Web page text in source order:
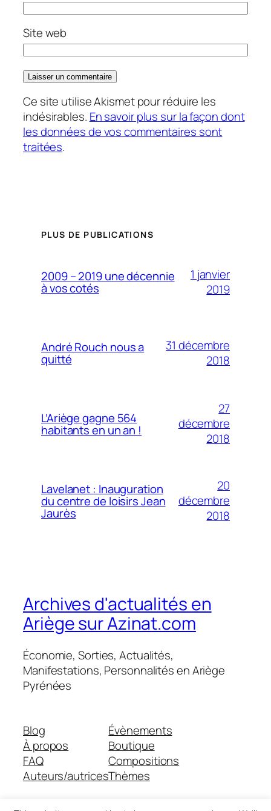
Site web
Ce site utilise Akismet pour réduire les
indésirables. En savoir plus sur la façon dont
les données de vos commentaires sont
traitées.
PLUS DE PUBLICATIONS
2009 – 2019 une décennie
à vos cotés
1 janvier
2019
André Rouch nous a
quitté
31 décembre
2018
L’Ariège gagne 564
habitants en un an !
27
décembre
2018
Lavelanet : Inauguration
du centre de loisirs Jean
Jaurès
20
décembre
2018
Archives d'actualités en
Ariège sur Azinat.com
Économie, Sorties, Actualités,
Manifestations, Personnalités en Ariège
Pyrénées
Blog
À propos
FAQ
Auteurs/autrices
Évènements
Boutique
Compositions
Thèmes